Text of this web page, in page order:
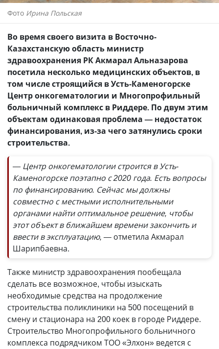
Фото Ирина Польская
Во время своего визита в Восточно-
Казахстанскую область министр
здравоохранения РК Акмарал Альназарова
посетила несколько медицинских объектов, в
том числе строящийся в Усть-Каменогорске
Центр онкогематологии и Многопрофильный
больничный комплекс в Риддере. По двум этим
объектам одинаковая проблема — недостаток
финансирования, из-за чего затянулись сроки
строительства.
— Центр онкогематологии строится в Усть-
Каменогорске поэтапно с 2020 года. Есть вопросы
по финансированию. Сейчас мы должны
совместно с местными исполнительными
органами найти оптимальное решение, чтобы
этот объект в ближайшем времени закончить и
ввести в эксплуатацию, — отметила Акмарал
Шарипбаевна.
Также министр здравоохранения пообещала
сделать все возможное, чтобы изыскать
необходимые средства на продолжение
строительства поликлиники на 500 посещений в
смену и стационара на 200 коек в городе Риддере.
Строительство Многопрофильного больничного
комплекса подрядчиком ТОО «Элхон» ведется с